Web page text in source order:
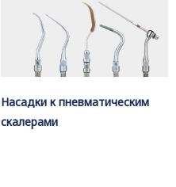
Насадки к пневматическим
скалерами